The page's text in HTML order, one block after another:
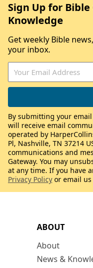
ABOUT
About
News &
Sign Up for
Knowledge
Get weekly Bible
your inbox.
By submitting your
will receive email
operated by
Pl, Nashville, TN 37214
communications and
Gateway. You may
at any time. If you have
Privacy Policy or email